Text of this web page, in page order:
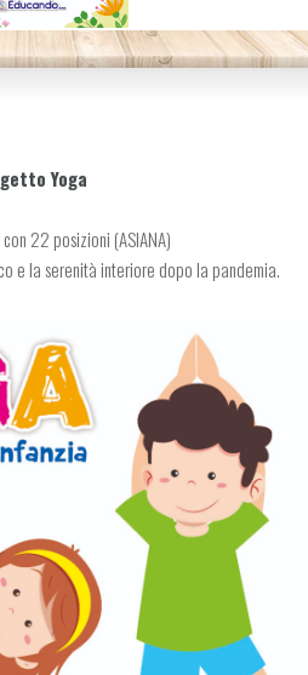
Yoga
22 posizioni (ASIANA)
e la serenità interiore dopo la pandemia.